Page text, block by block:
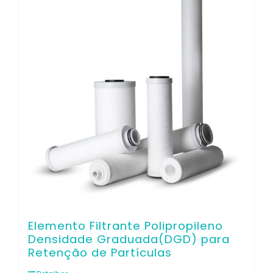
Elemento Filtrante Polipropileno
Densidade Graduada(DGD) para
Retenção de Partículas